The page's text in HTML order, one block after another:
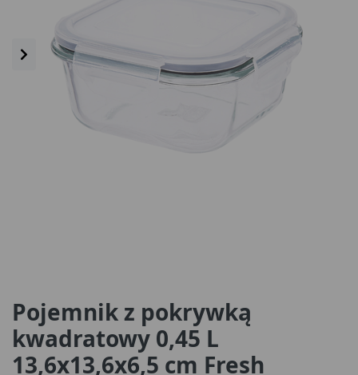
Pojemnik z pokrywką
kwadratowy 0,45 L
13,6x13,6x6,5 cm Fresh